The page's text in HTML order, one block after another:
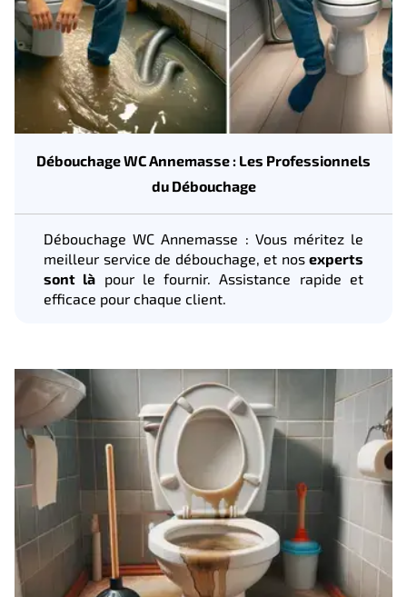
Débouchage WC Annemasse : Les Professionnels
du Débouchage
Débouchage WC Annemasse : Vous méritez le
meilleur service de débouchage, et nos experts
sont là pour le fournir. Assistance rapide et
efficace pour chaque client.